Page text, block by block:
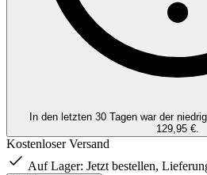
In den letzten 30 Tagen war der
129,95 €.
Kostenloser Versand
Auf Lager: Jetzt bestellen,